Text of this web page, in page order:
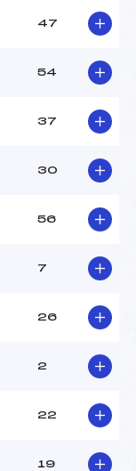
12H
SEBASTIEN (MB)
Min
47
54
37
30
56
7
26
2
22
19